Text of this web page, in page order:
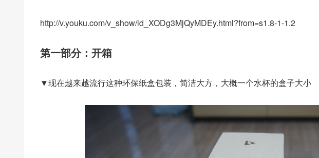
http://v.youku.com/v_show/id_XODg3MjQyMDEy.html?from=s1.8-1-1.2
第一部分：开箱
▼现在越来越流行这种环保纸盒包装，简洁大方，大概一个水杯的盒子大小